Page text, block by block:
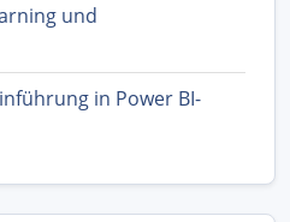
und
in Power BI-